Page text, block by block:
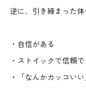
逆に、引き締まった
・自信がある
・ストイックで信頼で
・「なんかカッコいい